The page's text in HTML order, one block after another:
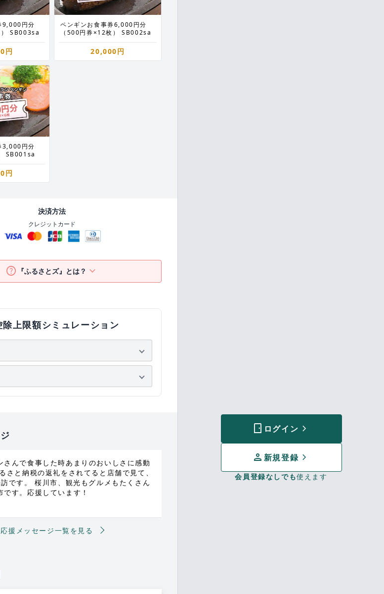
sensor_door ログイン chevron_forward
person 新規登録 chevron_forward
会員登録なしでも使えます
9,000円分
） SB003sa
円
ペンギンお食事券6,000円分
（500円券×12枚） SB002sa
20,000円
3,000円分
SB001sa
円
決済方法
クレジットカード
help 『ふるさとズ』とは？ keyboard_arrow_down
除上限額シミュレーション
さんで食事した時あまりのおいしさに感動
さと納税の返礼をされてると店舗で見て、
です。 桜川市、観光もグルメもたくさん
す。応援しています！
応援メッセージ一覧を見る